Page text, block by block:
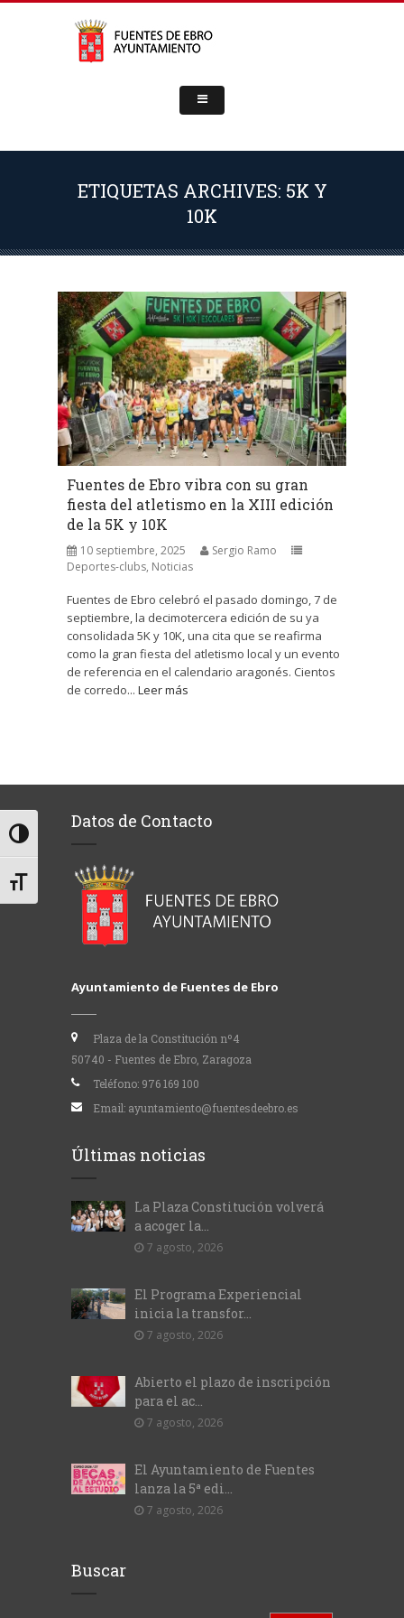
Alternar alto contraste
Alternar tamaño de letra
ETIQUETAS ARCHIVES: 5K Y
10K
Fuentes de Ebro vibra con su gran
fiesta del atletismo en la XIII edición
de la 5K y 10K
10 septiembre, 2025
Sergio Ramo
Deportes-clubs, Noticias
Fuentes de Ebro celebró el pasado domingo, 7 de
septiembre, la decimotercera edición de su ya
consolidada 5K y 10K, una cita que se reafirma
como la gran fiesta del atletismo local y un evento
de referencia en el calendario aragonés. Cientos
de corredo... Leer más
Datos de Contacto
Ayuntamiento de Fuentes de Ebro
Plaza de la Constitución nº4
50740 - Fuentes de Ebro, Zaragoza
Teléfono: 976 169 100
Email: ayuntamiento@fuentesdeebro.es
Últimas noticias
La Plaza Constitución volverá
a acoger la...
7 agosto, 2026
El Programa Experiencial
inicia la transfor...
7 agosto, 2026
Abierto el plazo de inscripción
para el ac...
7 agosto, 2026
El Ayuntamiento de Fuentes
lanza la 5ª edi...
7 agosto, 2026
Buscar